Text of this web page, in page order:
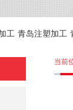
工 青岛注塑加工
当前